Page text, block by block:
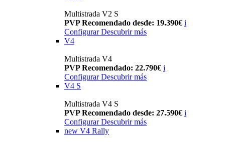
Multistrada V2 S
PVP Recomendado desde: 19.390€ i
Configurar Descubrir más
V4
Multistrada V4
PVP Recomendado: 22.790€ i
Configurar Descubrir más
V4 S
Multistrada V4 S
PVP Recomendado desde: 27.590€ i
Configurar Descubrir más
new V4 Rally